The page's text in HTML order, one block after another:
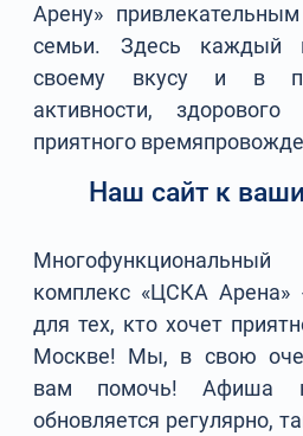
Арену»
семьи. Здесь каждый
своему вкусу и в
активности,
приятного
Наш сайт к
комплекс «ЦСКА Арена»
для тех, кто хочет
Москве! Мы, в свою
вам помочь! Афиша
обновляется регулярно,